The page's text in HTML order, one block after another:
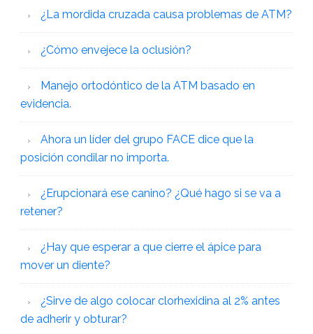
¿La mordida cruzada causa problemas de ATM?
¿Cómo envejece la oclusión?
Manejo ortodóntico de la ATM basado en
evidencia.
Ahora un líder del grupo FACE dice que la
posición condilar no importa.
¿Erupcionará ese canino? ¿Qué hago si se va a
retener?
¿Hay que esperar a que cierre el ápice para
mover un diente?
¿Sirve de algo colocar clorhexidina al 2% antes
de adherir y obturar?